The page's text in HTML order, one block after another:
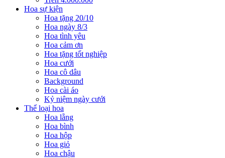
Hoa sự kiện
Hoa tặng 20/10
Hoa ngày 8/3
Hoa tình yêu
Hoa cảm ơn
Hoa tặng tốt nghiệp
Hoa cưới
Hoa cô dâu
Background
Hoa cài áo
Kỷ niệm ngày cưới
Thể loại hoa
Hoa lẵng
Hoa bình
Hoa hộp
Hoa giỏ
Hoa chậu